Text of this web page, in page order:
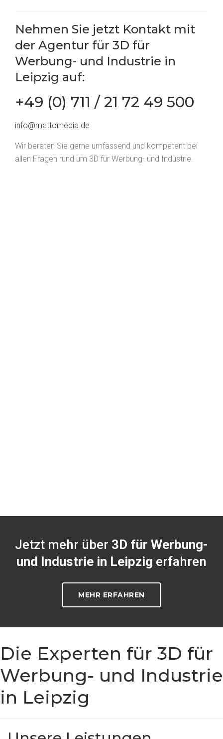
Nehmen Sie jetzt Kontakt mit
der Agentur für 3D für
Werbung- und Industrie in
Leipzig auf:
+49 (0) 711 / 21 72 49 500
info@mattomedia.de
Wir beraten Sie gerne umfassend und kompetent bei
allen Fragen rund um 3D für Werbung- und Industrie.
Jetzt mehr über 3D für Werbung-
und Industrie in Leipzig erfahren
MEHR ERFAHREN
Die Experten für 3D für
Werbung- und Industrie
in Leipzig